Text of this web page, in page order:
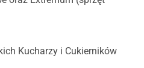
Kucharzy i Cukierników